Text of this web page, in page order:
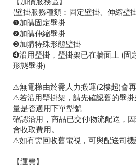
(壁掛服務種類：固定壁掛、伸縮壁
❶加購固定壁掛
❷加購伸縮壁掛
❸加購特殊形態壁掛
➍沿用壁掛，壁掛架已在牆面上 (固
形態壁掛)
⚠無電梯由於需人力搬運(2樓起)會再
⚠若沿用壁掛架，請先確認舊的壁
量是否適用下單型號
確認沿用，商品已交付物流配送，
會收取費用。
⚠如有需回收舊電視，可與配送司機
【運費】